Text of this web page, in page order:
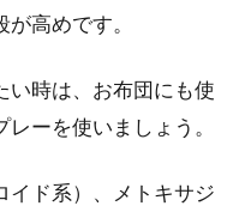
高めです。
い時は、お布団にも使
ーを使いましょう。
イド系）、メトキサジ